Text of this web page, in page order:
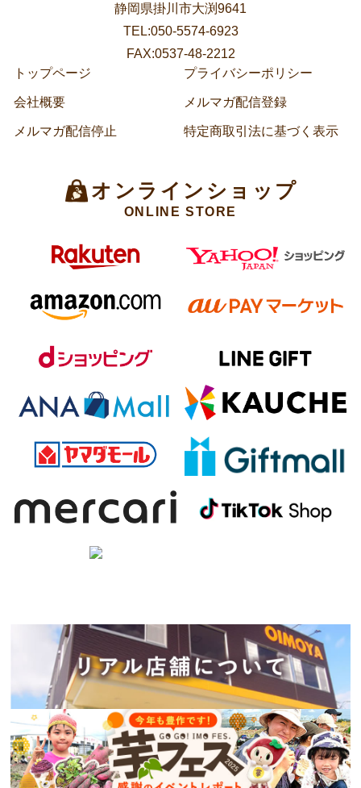
静岡県掛川市大渕9641
TEL:050-5574-6923
FAX:0537-48-2212
トップページ
プライバシーポリシー
会社概要 メルマガ配信登録
メルマガ配信停止 特定商取引法に基づく表示
オンラインショップ
ONLINE STORE